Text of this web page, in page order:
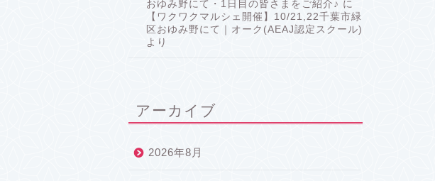
おゆみ野にて・1日目の皆さまをご紹介♪ に
【ワクワクマルシェ開催】10/21,22千葉市緑
区おゆみ野にて｜オーク(AEAJ認定スクール)
より
アーカイブ
2026年8月